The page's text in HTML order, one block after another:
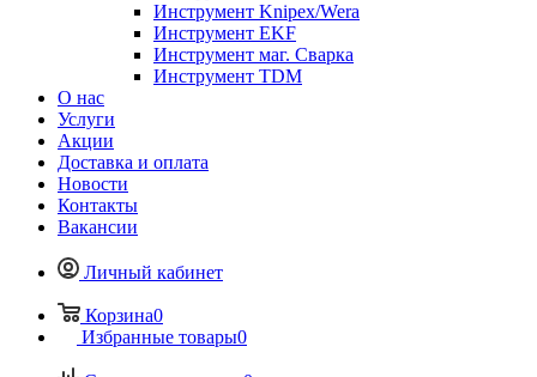
Инструмент Knipex/Wera
Инструмент EKF
Инструмент маг. Сварка
Инструмент TDM
О нас
Услуги
Акции
Доставка и оплата
Новости
Контакты
Вакансии
Личный кабинет
Корзина0
Избранные товары0